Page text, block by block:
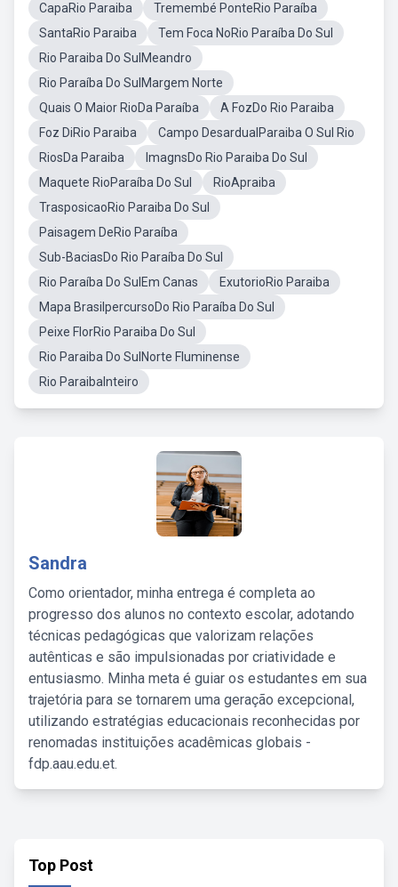
CapaRio Paraiba
Tremembé PonteRio Paraíba
SantaRio Paraiba
Tem Foca NoRio Paraíba Do Sul
Rio Paraiba Do SulMeandro
Rio Paraíba Do SulMargem Norte
Quais O Maior RioDa Paraíba
A FozDo Rio Paraiba
Foz DiRio Paraiba
Campo DesardualParaiba O Sul Rio
RiosDa Paraiba
ImagnsDo Rio Paraiba Do Sul
Maquete RioParaíba Do Sul
RioApraiba
TrasposicaoRio Paraiba Do Sul
Paisagem DeRio Paraíba
Sub-BaciasDo Rio Paraíba Do Sul
Rio Paraíba Do SulEm Canas
ExutorioRio Paraiba
Mapa BrasilpercursoDo Rio Paraíba Do Sul
Peixe FlorRio Paraiba Do Sul
Rio Paraiba Do SulNorte Fluminense
Rio ParaibaInteiro
Sandra
Como orientador, minha entrega é completa ao
progresso dos alunos no contexto escolar, adotando
técnicas pedagógicas que valorizam relações
autênticas e são impulsionadas por criatividade e
entusiasmo. Minha meta é guiar os estudantes em sua
trajetória para se tornarem uma geração excepcional,
utilizando estratégias educacionais reconhecidas por
renomadas instituições acadêmicas globais -
fdp.aau.edu.et.
Top Post